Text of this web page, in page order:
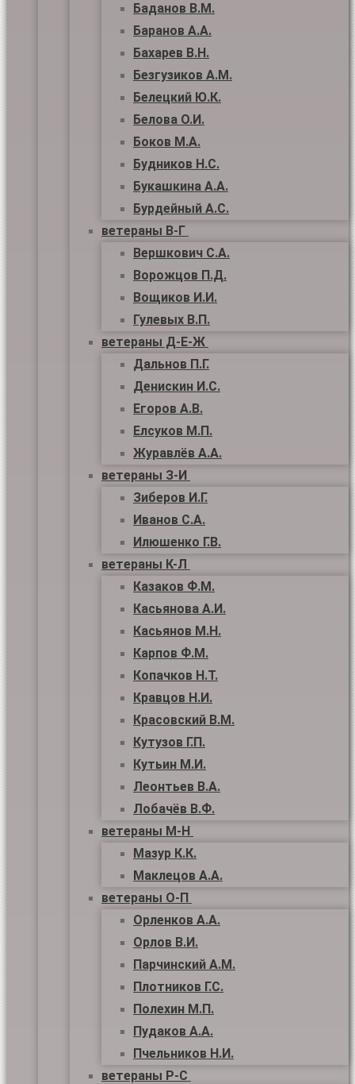
Баданов В.М.
Баранов А.А.
Бахарев В.Н.
Безгузиков А.М.
Белецкий Ю.К.
Белова О.И.
Боков М.А.
Будников Н.С.
Букашкина А.А.
Бурдейный А.С.
ветераны В-Г
Вершкович С.А.
Ворожцов П.Д.
Вощиков И.И.
Гулевых В.П.
ветераны Д-Е-Ж
Дальнов П.Г.
Денискин И.С.
Егоров А.В.
Елсуков М.П.
Журавлёв А.А.
ветераны З-И
Зиберов И.Г.
Иванов С.А.
Илюшенко Г.В.
ветераны К-Л
Казаков Ф.М.
Касьянова А.И.
Касьянов М.Н.
Карпов Ф.М.
Копачков Н.Т.
Кравцов Н.И.
Красовский В.М.
Кутузов Г.П.
Кутьин М.И.
Леонтьев В.А.
Лобачёв В.Ф.
ветераны М-Н
Мазур К.К.
Маклецов А.А.
ветераны О-П
Орленков А.А.
Орлов В.И.
Парчинский А.М.
Плотников Г.С.
Полехин М.П.
Пудаков А.А.
Пчельников Н.И.
ветераны Р-С